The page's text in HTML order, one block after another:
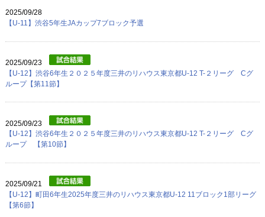
2025/09/28
【U-11】渋谷5年生JAカップ7ブロック予選
2025/09/23
【U-12】渋谷6年生２０２５年度三井のリハウス東京都U-12 T-２リーグ Cグ
ループ【第11節】
2025/09/23
【U-12】渋谷6年生２０２５年度三井のリハウス東京都U-12 T-２リーグ Cグ
ループ 【第10節】
2025/09/21
【U-12】町田6年生2025年度三井のリハウス東京都U-12 11ブロック1部リーグ
【第6節】